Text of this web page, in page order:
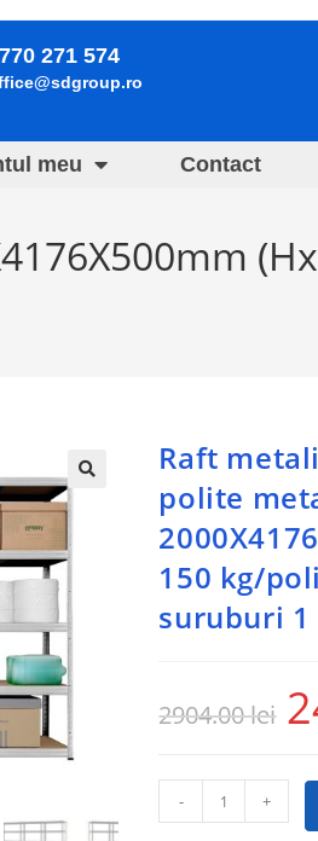
271 574
meu Contact
Raft
polite
150 kg/
suruburi 1
2904.00lei
- +